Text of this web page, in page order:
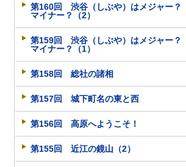
第160回 渋谷（しぶや）はメジャー？
マイナー？（2）
第159回 渋谷（しぶや）はメジャー？
マイナー？（1）
第158回 総社の諸相
第157回 城下町名の東と西
第156回 高原へようこそ！
第155回 近江の鏡山（2）